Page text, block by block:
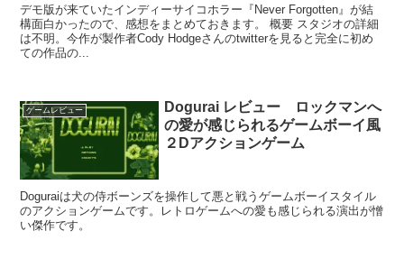
デモ版が来ていたインディーサイコホラー『Never Forgotten』が結
構面白かったので、感想をまとめておきます。 概要 スタジオの詳細
は不明。今作が製作者Cody Hodgeさんのtwitterを見ると完全に初め
ての作品の...
ゲームレビュー
Dogurai レビュー ロックマンへ
の愛が感じられるゲームボーイ風
２Dアクションゲーム
Doguraiは犬の侍ボーンズを操作して悪と戦うゲームボーイスタイル
のアクションゲームです。レトロゲームへの愛も感じられる演出が憎
い傑作です。